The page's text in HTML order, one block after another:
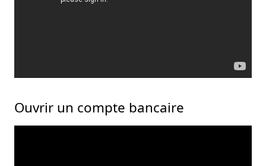
Ouvrir un compte bancaire